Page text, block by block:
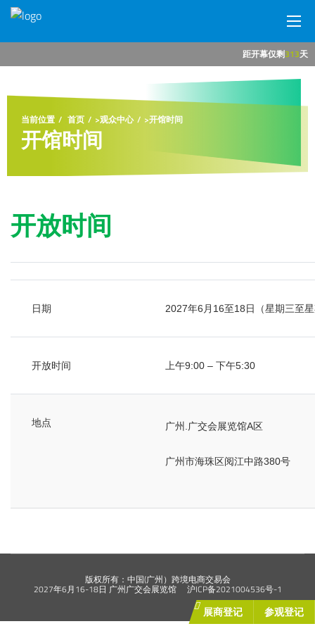
展会概况
参展商中心
观众中心
新闻中心
展馆交通
同期活动
距开幕仅剩313天
当前位置 首页 >观众中心 >开馆时间
开馆时间
开放时间
日期 2027年6月16至18日（星期三至
开放时间 上午9:00 – 下午5:30
地点 广州.广交会展览馆A区
广州市海珠区阅江中路380号
版权所有：中国(广州）跨境电商交易会
2027年6月16-18日 广州广交会展览馆 沪ICP备2021004536号-1
展商登记 参观登记